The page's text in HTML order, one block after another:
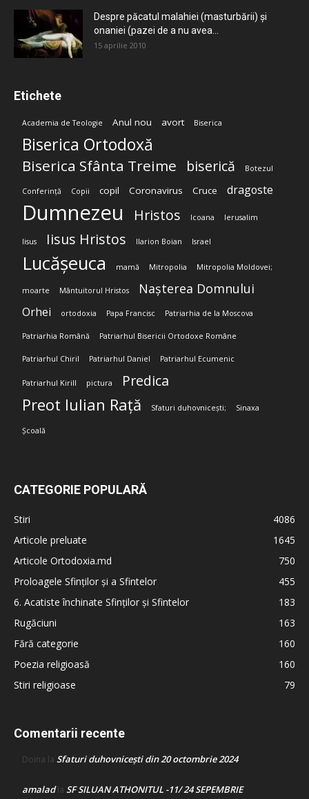
Despre păcatul malahiei (masturbării) şi
onaniei (pazei de a nu avea...
15 aprilie 2010
Etichete
Academia de Teologie Anul nou avort Biserica
Biserica Ortodoxă
Biserica Sfânta Treime biserică Botezul
Conferință Copii copil Coronavirus Cruce dragoste
Dumnezeu Hristos Icoana Ierusalim
Iisus Iisus Hristos Ilarion Boian Israel
Lucășeuca mamă Mitropolia Mitropolia Moldovei;
moarte Mântuitorul Hristos Nașterea Domnului
Orhei ortodoxia Papa Francisc Patriarhia de la Moscova
Patriarhia Română Patriarhul Bisericii Ortodoxe Române
Patriarhul Chiril Patriarhul Daniel Patriarhul Ecumenic
Patriarhul Kirill pictura Predica
Preot Iulian Rață Sfaturi duhovnicești; Sinaxa
Școală
CATEGORIE POPULARĂ
Stiri
4086
Articole preluate
1645
Articole Ortodoxia.md
750
Proloagele Sfinților și a Sfintelor
455
6. Acatiste închinate Sfinților și Sfintelor
183
Rugăciuni
163
Fără categorie
160
Poezia religioasă
160
Stiri religioase
79
Comentarii recente
Doina la Sfaturi duhovnicești din 20 octombrie 2024
amaladla SF SILUAN ATHONITUL -11/ 24 SEPEMBRIE